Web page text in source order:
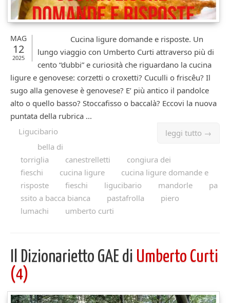
MAG
12
2025
Cucina ligure domande e risposte. Un
lungo viaggio con Umberto Curti attraverso più di
cento “dubbi” e curiosità che riguardano la cucina
ligure e genovese: corzetti o croxetti? Cuculli o friscêu? Il
sugo alla genovese è genovese? E’ più antico il pandolce
alto o quello basso? Stoccafisso o baccalà? Eccovi la nuova
puntata della rubrica ...
leggi tutto →
Ligucibario
bella di
torriglia
canestrelletti
congiura dei
fieschi
cucina ligure
cucina ligure domande e
risposte
fieschi ligucibario mandorle
pa
ssito a bacca bianca
pastafrolla
piero
lumachi
umberto curti
Il Dizionarietto GAE di Umberto Curti
(4)